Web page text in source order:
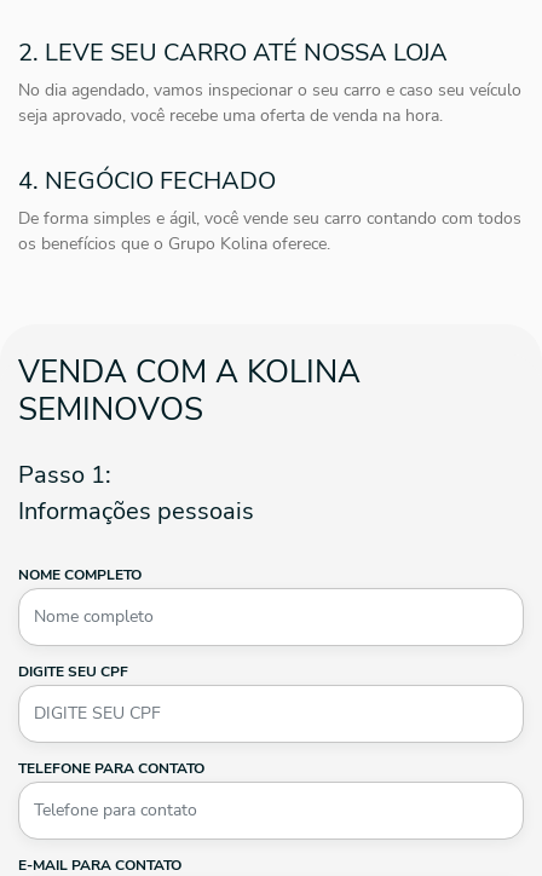
2. LEVE SEU CARRO ATÉ NOSSA LOJA
No dia agendado, vamos inspecionar o seu carro e caso seu veículo
seja aprovado, você recebe uma oferta de venda na hora.
4. NEGÓCIO FECHADO
De forma simples e ágil, você vende seu carro contando com todos
os benefícios que o Grupo Kolina oferece.
VENDA COM A KOLINA
SEMINOVOS
Passo 1:
Informações pessoais
NOME COMPLETO
DIGITE SEU CPF
TELEFONE PARA CONTATO
E-MAIL PARA CONTATO